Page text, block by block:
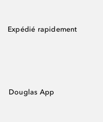
Expédié rapidement
Douglas App